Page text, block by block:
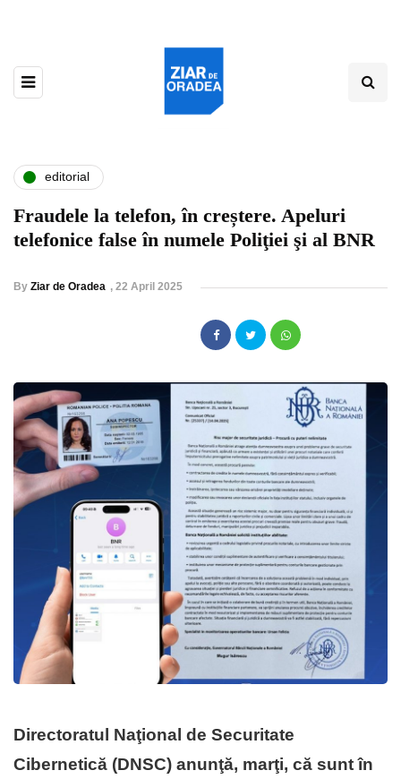
editorial
Fraudele la telefon, în creștere. Apeluri
telefonice false în numele Poliţiei şi al BNR
By Ziar de Oradea , 22 April 2025
Directoratul Naţional de Securitate
Cibernetică (DNSC) anunţă, marţi, că sunt în